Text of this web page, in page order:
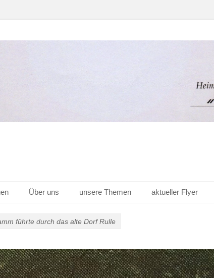
Hof v. 1656 e.V.
Über uns unsere Themen aktueller Flyer
führte durch das alte Dorf Rulle